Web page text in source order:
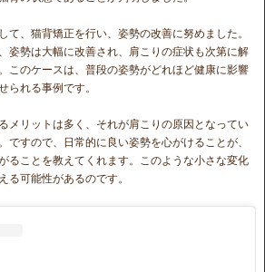
て、猫背矯正を行い、姿勢の改善に努めました。
姿勢は大幅に改善され、肩こりの症状も次第に解
このケースは、普段の姿勢がどれほど健康に影響
られる事例です。
メリットは多く、それが肩こりの原因となってい
ですので、日常的に良い姿勢を心がけることが、
ることを教えてくれます。このような小さな変化
る可能性があるのです。